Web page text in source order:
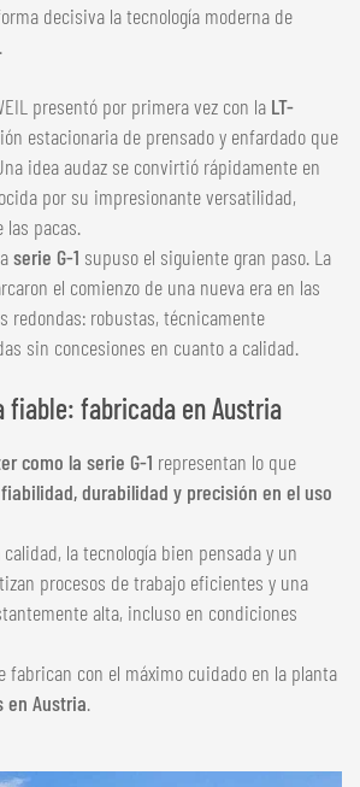
decisiva la tecnología moderna de
presentó por primera vez con la LT-
estacionaria de prensado y enfardado que
idea audaz se convirtió rápidamente en
por su impresionante versatilidad,
las pacas.
serie G-1 supuso el siguiente gran paso. La
el comienzo de una nueva era en las
redondas: robustas, técnicamente
sin concesiones en cuanto a calidad.
fiable: fabricada en Austria
como la serie G-1 representan lo que
fiabilidad, durabilidad y precisión en el uso
la tecnología bien pensada y un
procesos de trabajo eficientes y una
alta, incluso en condiciones
fabrican con el máximo cuidado en la planta
en Austria.